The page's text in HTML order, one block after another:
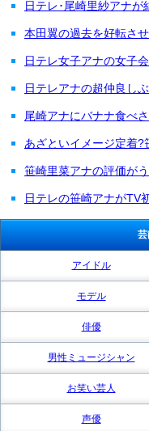
日テレ･尾崎里紗アナが
本田翼の過去を好転さ
日テレ女子アナの女子
日テレアナの超仲良し
尾崎アナにバナナ食べ
あざといイメージ定着?
笹崎里菜アナの評価が
日テレの笹崎アナがTV
芸
アイドル
モデル
俳優
男性ミュージシャン
お笑い芸人
声優